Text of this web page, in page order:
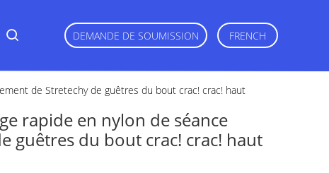
DEMANDE DE SOUMISSION FRENCH
de Stretechy de guêtres du bout crac! crac! haut
rapide en nylon de séance
guêtres du bout crac! crac! haut